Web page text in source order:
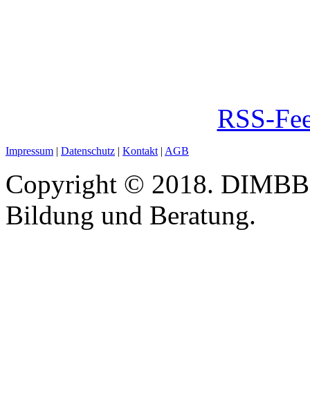
RSS-
Impressum | Datenschutz | Kontakt | AGB
Copyright © 2018.
Bildung und Beratung.